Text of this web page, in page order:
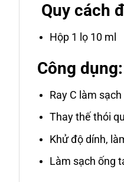
Quy cách
Hộp 1 lọ 10 ml
Công dụng:
Ray C làm
Thay thế thói
Khử độ dính,
Làm sạch ống